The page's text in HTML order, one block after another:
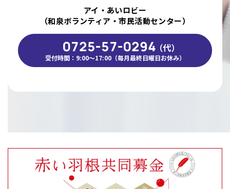
アイ・あいロビー
（和泉ボランティア・市民活動センター）
0725-57-0294（代）
受付時間：9:00～17:00（毎月最終日曜日お休み）